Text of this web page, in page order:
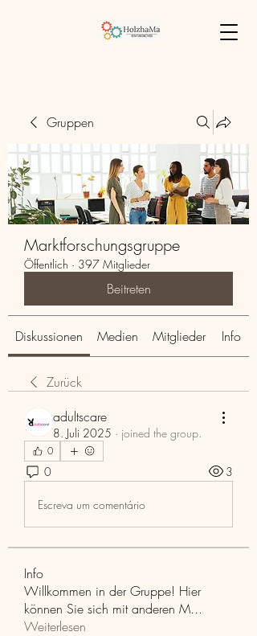
Gruppen
Marktforschungsgruppe
Öffentlich · 397 Mitglieder
Beitreten
Diskussionen Medien Mitglieder Info
Zurück
adultscare
8. Juli 2025 · joined the group.
0
0 3
Escreva um comentário
Info
Willkommen in der Gruppe! Hier
können Sie sich mit anderen M...
Weiterlesen